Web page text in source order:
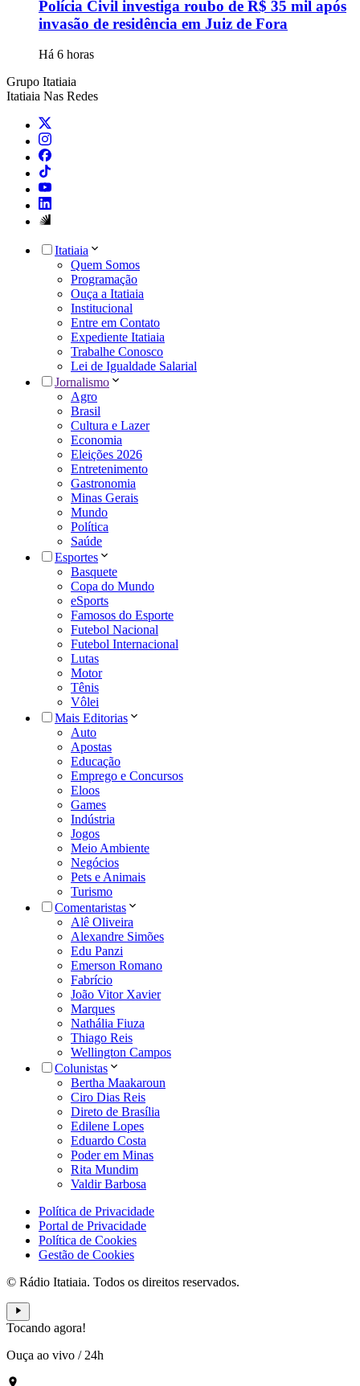
Polícia Civil investiga roubo de R$ 35 mil após
invasão de residência em Juiz de Fora
Há 6 horas
Grupo Itatiaia
Itatiaia Nas Redes
Itatiaia
Quem Somos
Programação
Ouça a Itatiaia
Institucional
Entre em Contato
Expediente Itatiaia
Trabalhe Conosco
Lei de Igualdade Salarial
Jornalismo
Agro
Brasil
Cultura e Lazer
Economia
Eleições 2026
Entretenimento
Gastronomia
Minas Gerais
Mundo
Política
Saúde
Esportes
Basquete
Copa do Mundo
eSports
Famosos do Esporte
Futebol Nacional
Futebol Internacional
Lutas
Motor
Tênis
Vôlei
Mais Editorias
Auto
Apostas
Educação
Emprego e Concursos
Eloos
Games
Indústria
Jogos
Meio Ambiente
Negócios
Pets e Animais
Turismo
Comentaristas
Alê Oliveira
Alexandre Simões
Edu Panzi
Emerson Romano
Fabrício
João Vitor Xavier
Marques
Nathália Fiuza
Thiago Reis
Wellington Campos
Colunistas
Bertha Maakaroun
Ciro Dias Reis
Direto de Brasília
Edilene Lopes
Eduardo Costa
Poder em Minas
Rita Mundim
Valdir Barbosa
Política de Privacidade
Portal de Privacidade
Política de Cookies
Gestão de Cookies
© Rádio Itatiaia. Todos os direitos reservados.
Tocando agora!
Ouça ao vivo / 24h